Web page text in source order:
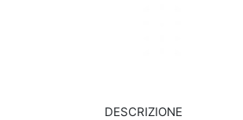
DESCRIZIONE